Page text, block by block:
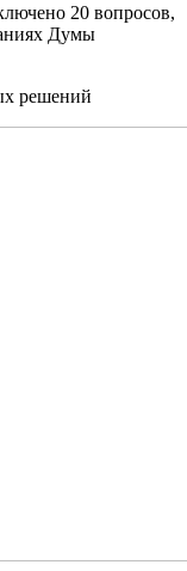
20 вопросов,
Думы
решений